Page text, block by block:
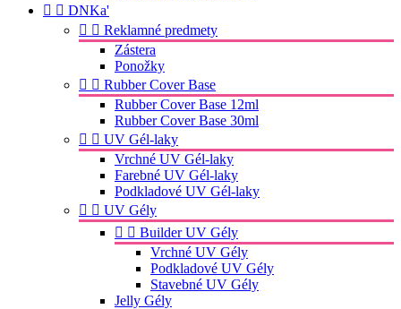
  DNKa'
  Reklamné predmety
Zástera
Ponožky
  Rubber Cover Base
Rubber Cover Base 12ml
Rubber Cover Base 30ml
  UV Gél-laky
Vrchné UV Gél-laky
Farebné UV Gél-laky
Podkladové UV Gél-laky
  UV Gély
  Builder UV Gély
Vrchné UV Gély
Podkladové UV Gély
Stavebné UV Gély
Jelly Gély